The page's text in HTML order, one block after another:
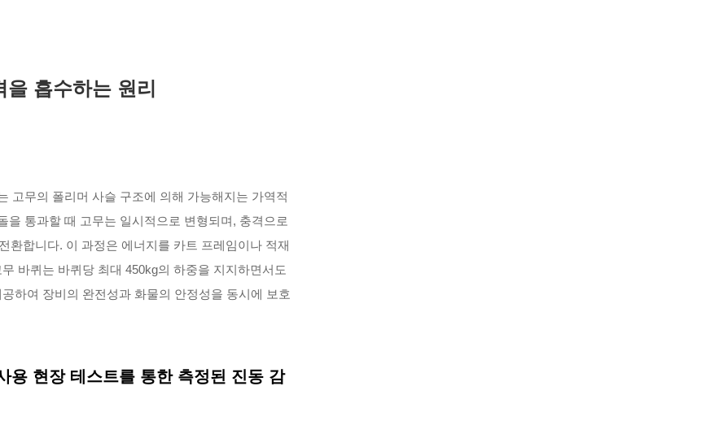
흡수하는 원리
고무의 폴리머 사슬 구조에 의해 가능해지는 가역적
통과할 때 고무는 일시적으로 변형되며, 충격으로
환합니다. 이 과정은 에너지를 카트 프레임이나 적재
바퀴는 바퀴당 최대 450kg의 하중을 지지하면서도
하여 장비의 완전성과 화물의 안정성을 동시에 보호
현장 테스트를 통한 측정된 진동 감